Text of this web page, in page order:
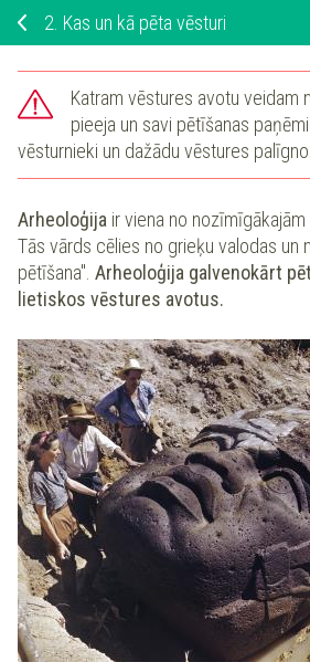
2. Kas un kā pēta vēsturi
Katram vēstures avotu veidam
pieeja un savi pētīšanas
vēsturnieki un dažādu vēstures
Arheoloģija ir viena no
Tās vārds cēlies no grieķu valodas un
pētīšana". Arheoloģija galvenokārt
lietiskos vēstures avotus.